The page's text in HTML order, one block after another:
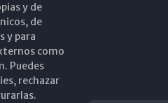
Málaga
18-20. 29015 Málaga
y de
de
y para
como
Puedes
rechazar